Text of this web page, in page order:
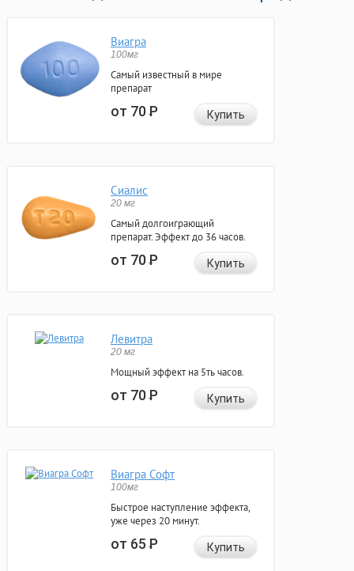
Виагра
100мг
Самый известный в мире
препарат
от 70Р Купить
Сиалис
20 мг
Самый долгоиграющий
препарат. Эффект до 36 часов.
от 70Р Купить
Левитра
20 мг
Мощный эффект на 5ть часов.
от 70Р Купить
Виагра Софт
100мг
Быстрое наступление эффекта,
уже через 20 минут.
от 65Р Купить